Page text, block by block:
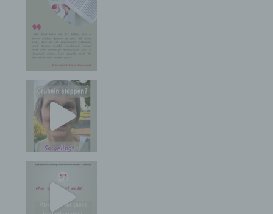
zu erhöhen, um letztlich ein optimales
Schutzniveau für die von uns verarbeiteten
personenbezogenen Daten sicherzustellen. Die
anonymen Daten der Server-Logfiles werden
getrennt von allen durch eine betroffene Person
angegebenen personenbezogenen Daten
gespeichert.
Registrierung auf unserer Internetseite
Die betroffene Person hat die Möglichkeit, sich auf
der Internetseite des für die Verarbeitung
Verantwortlichen unter Angabe von
personenbezogenen Daten zu registrieren.
Welche personenbezogenen Daten dabei an den
für die Verarbeitung Verantwortlichen übermittelt
werden, ergibt sich aus der jeweiligen
Eingabemaske, die für die Registrierung